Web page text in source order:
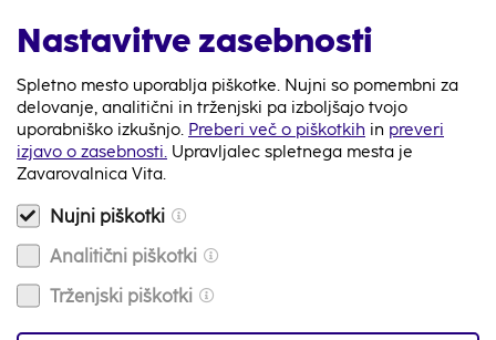
080 87 98
Na voljo smo 24/7
Na voljo smo 24/7
Imaš vprašanje? Piši nam
Nastavitve zasebnosti
Spletno mesto uporablja piškotke. Nujni so pomembni za
delovanje, analitični in trženjski pa izboljšajo tvojo
uporabniško izkušnjo. Preberi več o piškotkih in preveri
izjavo o zasebnosti. Upravljalec spletnega mesta je
Zavarovalnica Vita.
Nujni piškotki
Analitični piškotki
Trženjski piškotki